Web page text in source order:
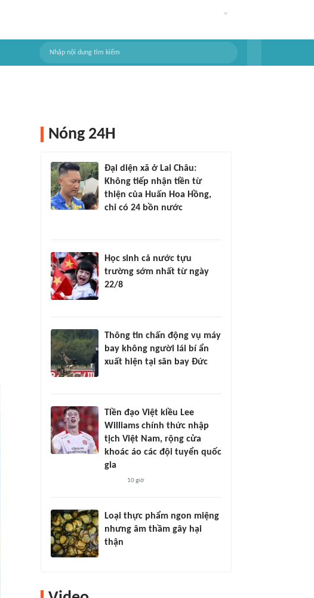
Nóng 24H
Đại diện xã ở Lai Châu:
Không tiếp nhận tiền từ
thiện của Huấn Hoa Hồng,
chỉ có 24 bồn nước
Học sinh cả nước tựu
trường sớm nhất từ ngày
22/8
Thông tin chấn động vụ máy
bay không người lái bí ẩn
xuất hiện tại sân bay Đức
Tiền đạo Việt kiều Lee
Williams chính thức nhập
tịch Việt Nam, rộng cửa
khoác áo các đội tuyển quốc
gia
10 giờ
Loại thực phẩm ngon miệng
nhưng âm thầm gây hại
thận